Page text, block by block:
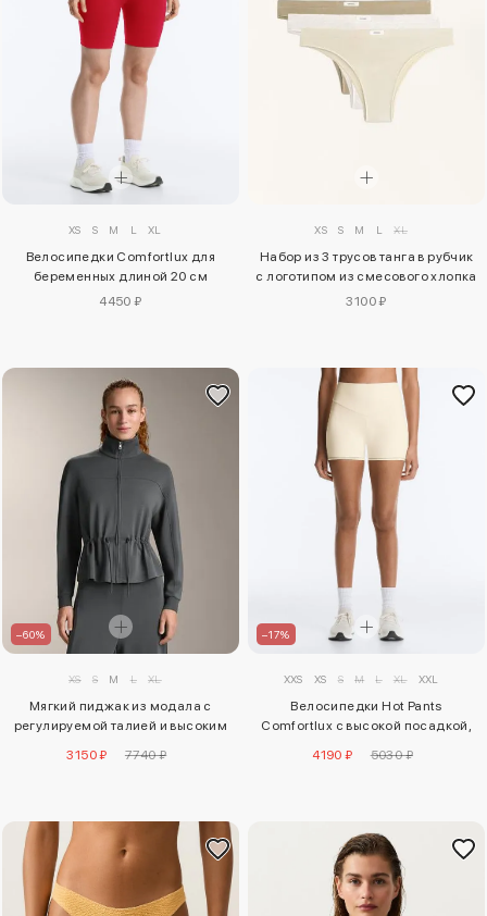
XS S M L XL
Велосипедки Comfortlux для
беременных длиной 20 см
4450 ₽
XS S M L XL
Набор из 3 трусов танга в рубчик
с логотипом из смесового хлопка
3100 ₽
–60%
XS S M L XL
Мягкий пиджак из модала с
регулируемой талией и высоким
3150 ₽ 7740 ₽
–17%
XXS XS S M L XL XXL
Велосипедки Hot Pants
Comfortlux с высокой посадкой,
4190 ₽ 5030 ₽